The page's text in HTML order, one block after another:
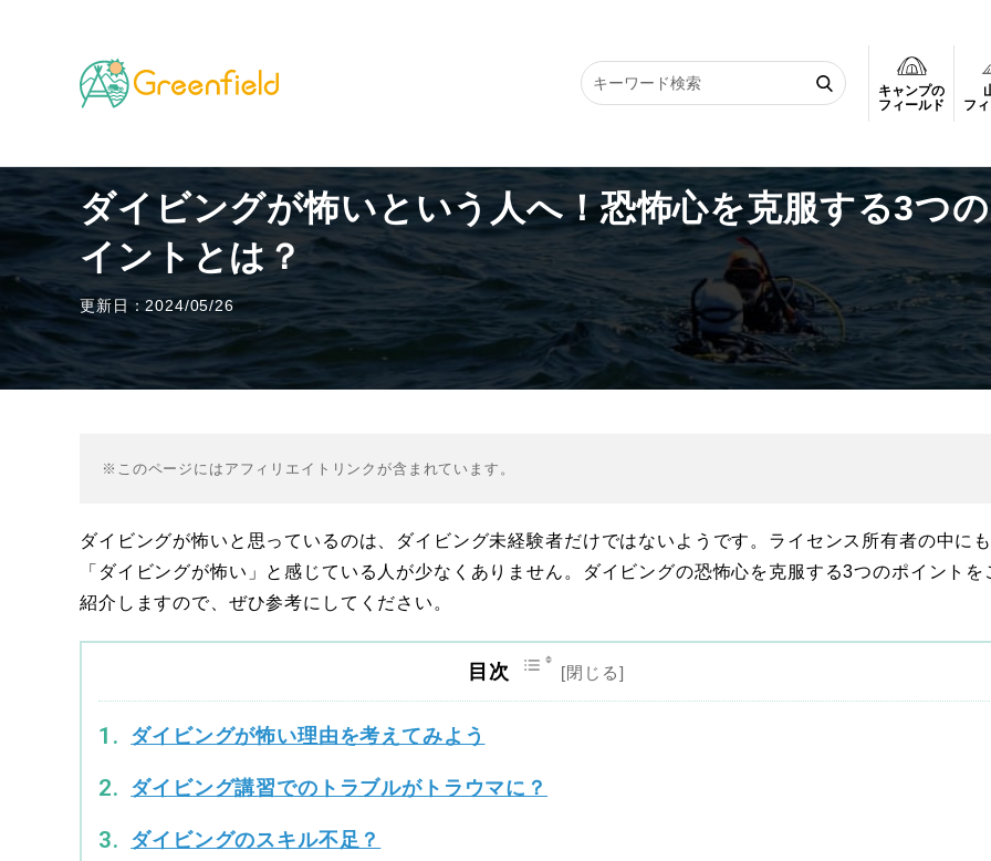
キャンプの
フィールド
フ
TOP 海・川・湖のフィールド ダイビングが怖いという人へ！恐怖心を克服する3つのポイントとは？
ダイビングが怖いという人へ！恐怖心を克服する3つ
イントとは？
更新日：2024/05/26
※このページにはアフィリエイトリンクが含まれています。
ダイビングが怖いと思っているのは、ダイビング未経験者だけではないようです。ライセンス所有者の中に
「ダイビングが怖い」と感じている人が少なくありません。ダイビングの恐怖心を克服する3つのポイントを
紹介しますので、ぜひ参考にしてください。
目次
ダイビングが怖い理由を考えてみよう
ダイビング講習でのトラブルがトラウマに？
ダイビングのスキル不足？